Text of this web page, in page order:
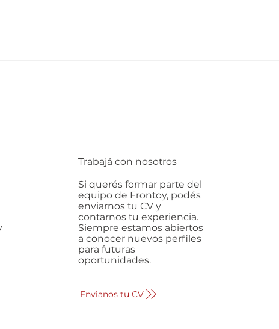
Trabajá con nosotros
Si querés formar parte del
equipo de Frontoy, podés
enviarnos tu CV y
contarnos tu experiencia.
Siempre estamos abiertos
a conocer nuevos perfiles
para futuras
oportunidades.
Envianos tu CV